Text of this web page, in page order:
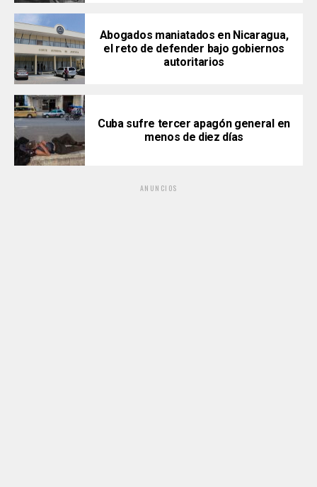
Abogados maniatados en Nicaragua,
el reto de defender bajo gobiernos
autoritarios
Cuba sufre tercer apagón general en
menos de diez días
ANUNCIOS